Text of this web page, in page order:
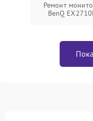
Ремонт
BenQ